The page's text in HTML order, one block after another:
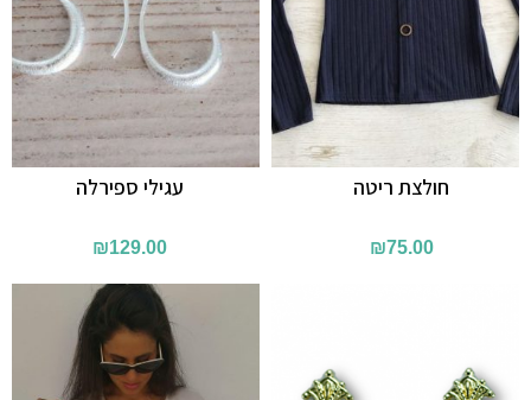
עגילי ספירלה
₪129.00
חולצת ריטה
₪75.00